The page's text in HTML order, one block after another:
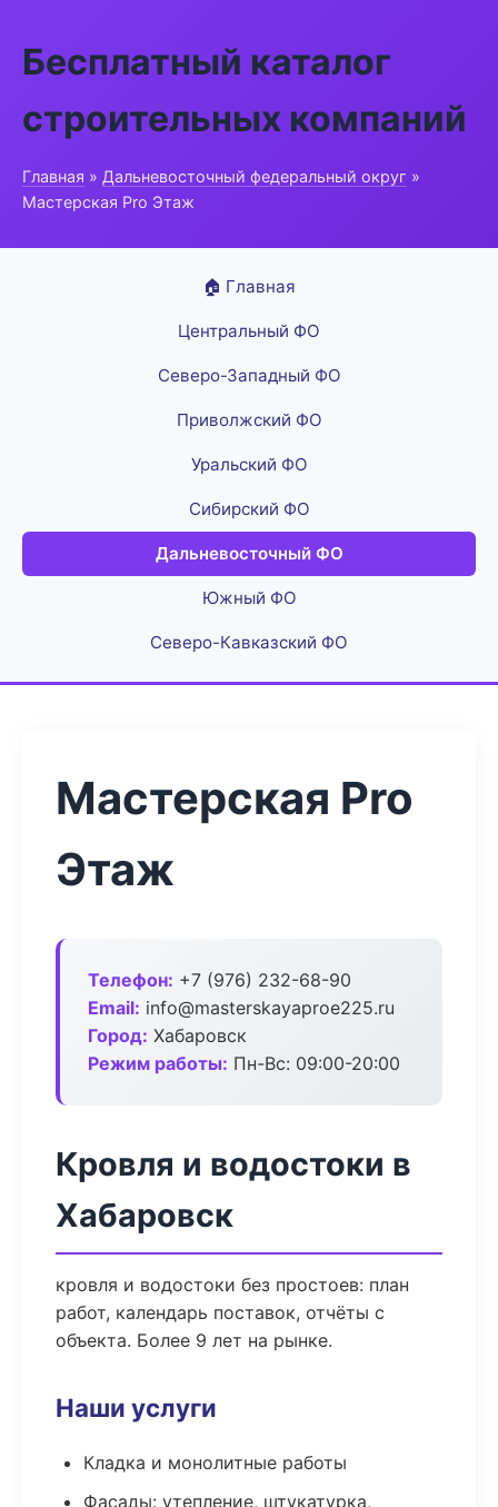
Бесплатный каталог
строительных компаний
Главная » Дальневосточный федеральный округ »
Мастерская Pro Этаж
🏠 Главная
Центральный ФО
Северо-Западный ФО
Приволжский ФО
Уральский ФО
Сибирский ФО
Дальневосточный ФО
Южный ФО
Северо-Кавказский ФО
Мастерская Pro
Этаж
Телефон: +7 (976) 232-68-90
Email: info@masterskayaproe225.ru
Город: Хабаровск
Режим работы: Пн-Вс: 09:00-20:00
Кровля и водостоки в
Хабаровск
кровля и водостоки без простоев: план
работ, календарь поставок, отчёты с
объекта. Более 9 лет на рынке.
Наши услуги
Кладка и монолитные работы
Фасады: утепление, штукатурка,